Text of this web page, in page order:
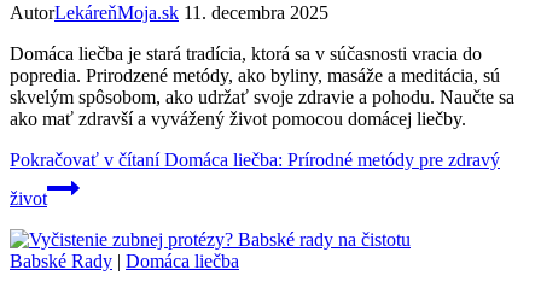
AutorLekáreňMoja.sk 11. decembra 2025
Domáca liečba je stará tradícia, ktorá sa v súčasnosti vracia do
popredia. Prirodzené metódy, ako byliny, masáže a meditácia, sú
skvelým spôsobom, ako udržať svoje zdravie a pohodu. Naučte sa
ako mať zdravší a vyvážený život pomocou domácej liečby.
Pokračovať v čítaníDomáca liečba: Prírodné metódy pre zdravý
život
Babské Rady | Domáca liečba